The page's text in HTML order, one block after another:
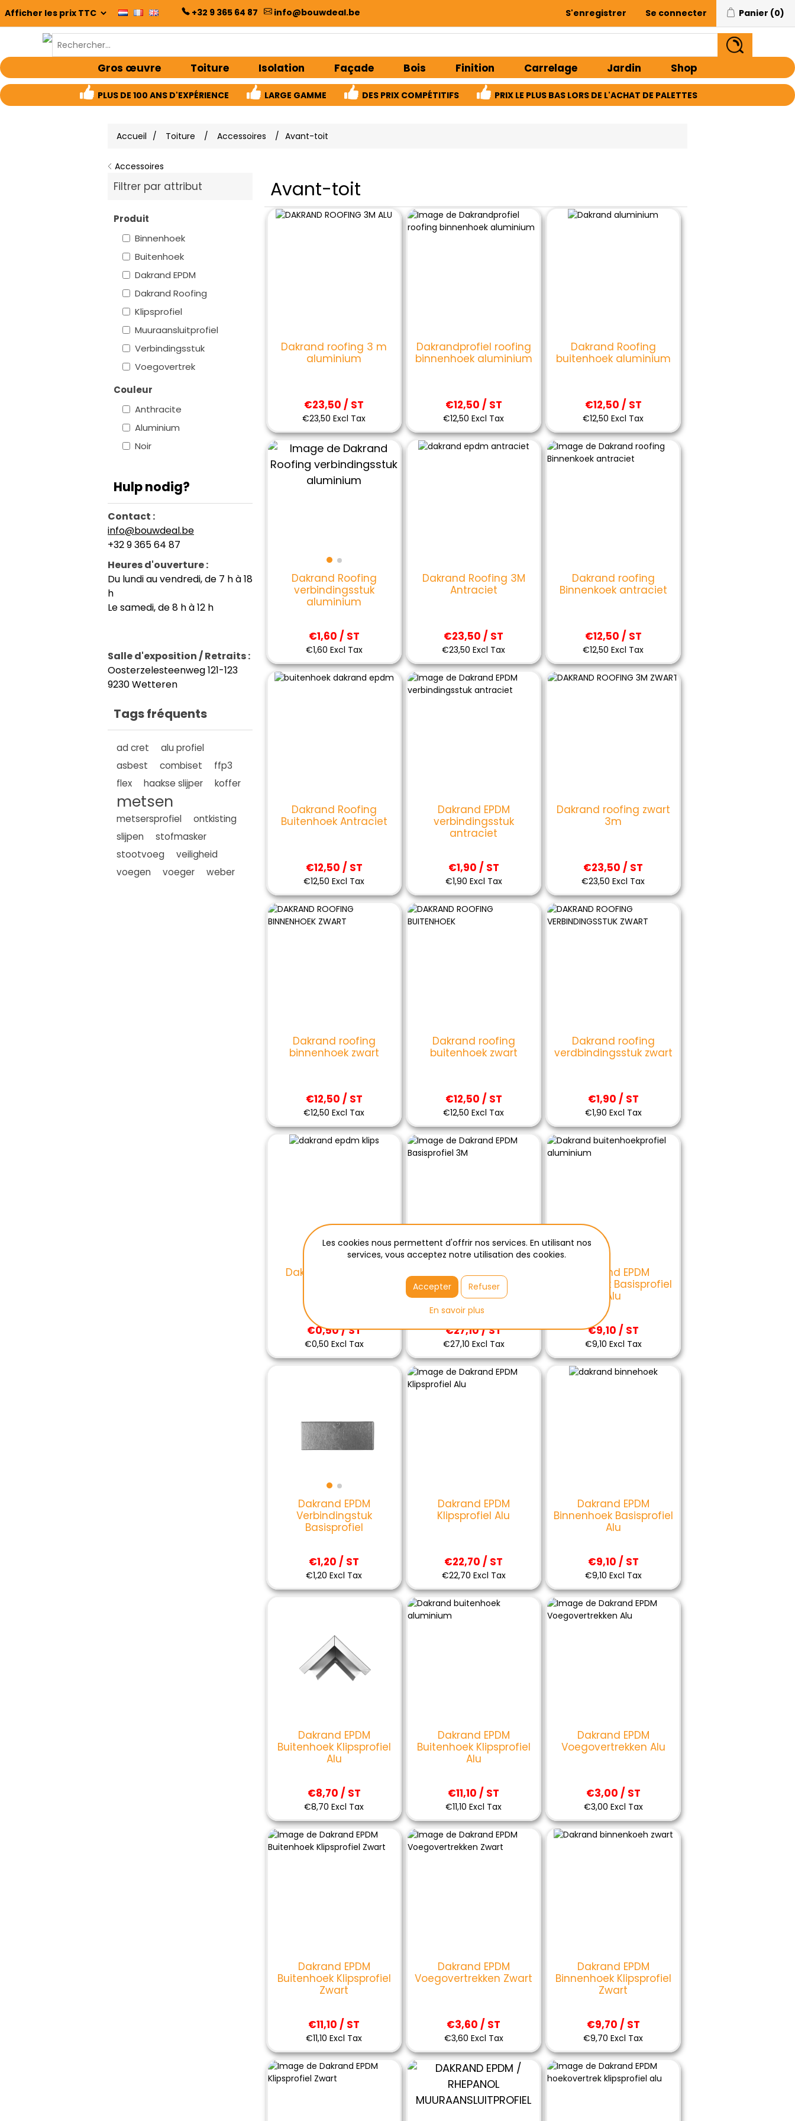
+32 9 365 64 87 info@bouwdeal.be S'enregistrer Se connecter Panier (0)
Gros œuvre Toiture Isolation Façade Bois Finition Carrelage Jardin Shop
PLUS DE 100 ANS D'EXPÉRIENCE LARGE GAMME DES PRIX COMPÉTITIFS PRIX ​​LE PLUS BAS LORS DE L'ACHAT DE PALETTES
Accueil / Toiture / Accessoires / Avant-toit
Accessoires
Filtrer par attribut
Produit
Binnenhoek
Buitenhoek
Dakrand EPDM
Dakrand Roofing
Klipsprofiel
Muuraansluitprofiel
Verbindingsstuk
Voegovertrek
Couleur
Anthracite
Aluminium
Noir
Hulp nodig?
Contact :
info@bouwdeal.be
+32 9 365 64 87
Heures d'ouverture :
Du lundi au vendredi, de 7 h à 18
h
Le samedi, de 8 h à 12 h
Salle d'exposition / Retraits :
Oosterzelesteenweg 121-123
9230 Wetteren
Tags fréquents
ad cret
alu profiel
asbest
combiset
ffp3
flex
haakse slijper koffer
metsen
metsersprofiel
ontkisting
slijpen
stofmasker
stootvoeg
veiligheid
voegen
voeger weber
Avant-toit
Dakrand roofing 3 m
aluminium
€23,50 / ST
€23,50 Excl Tax
Dakrandprofiel roofing
binnenhoek aluminium
€12,50 / ST
€12,50 Excl Tax
Dakrand Roofing
buitenhoek aluminium
€12,50 / ST
€12,50 Excl Tax
Dakrand Roofing
verbindingsstuk
aluminium
€1,60 / ST
€1,60 Excl Tax
Dakrand Roofing 3M
Antraciet
€23,50 / ST
€23,50 Excl Tax
Dakrand roofing
Binnenkoek antraciet
€12,50 / ST
€12,50 Excl Tax
Dakrand Roofing
Buitenhoek Antraciet
€12,50 / ST
€12,50 Excl Tax
Dakrand EPDM
verbindingsstuk
antraciet
€1,90 / ST
€1,90 Excl Tax
Dakrand roofing zwart
3m
€23,50 / ST
€23,50 Excl Tax
Dakrand roofing
binnenhoek zwart
€12,50 / ST
€12,50 Excl Tax
Dakrand roofing
buitenhoek zwart
€12,50 / ST
€12,50 Excl Tax
Dakrand roofing
verdbindingsstuk zwart
€1,90 / ST
€1,90 Excl Tax
Dakrand EPDM klips
€0,50 / ST
€0,50 Excl Tax
Dakrand EPDM
Basisprofiel 3M
€27,10 / ST
€27,10 Excl Tax
Dakrand EPDM
Buitenhoek Basisprofiel
Alu
€9,10 / ST
€9,10 Excl Tax
Dakrand EPDM
Verbindingstuk
Basisprofiel
€1,20 / ST
€1,20 Excl Tax
Dakrand EPDM
Klipsprofiel Alu
€22,70 / ST
€22,70 Excl Tax
Dakrand EPDM
Binnenhoek Basisprofiel
Alu
€9,10 / ST
€9,10 Excl Tax
Dakrand EPDM
Buitenhoek Klipsprofiel
Alu
€8,70 / ST
€8,70 Excl Tax
Dakrand EPDM
Buitenhoek Klipsprofiel
Alu
€11,10 / ST
€11,10 Excl Tax
Dakrand EPDM
Voegovertrekken Alu
€3,00 / ST
€3,00 Excl Tax
Dakrand EPDM
Buitenhoek Klipsprofiel
Zwart
€11,10 / ST
€11,10 Excl Tax
Dakrand EPDM
Voegovertrekken Zwart
€3,60 / ST
€3,60 Excl Tax
Dakrand EPDM
Binnenhoek Klipsprofiel
Zwart
€9,70 / ST
€9,70 Excl Tax
Les cookies nous permettent d'offrir nos services. En utilisant nos
services, vous acceptez notre utilisation des cookies.
Accepter
Refuser
En savoir plus